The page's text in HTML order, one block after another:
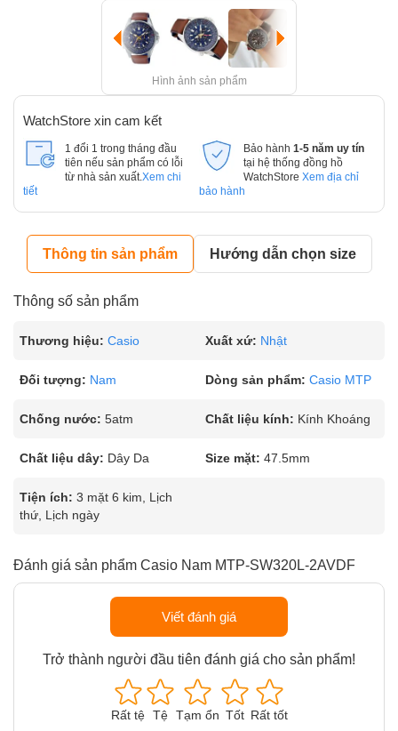
Hình ảnh sản phẩm
WatchStore xin cam kết
1 đổi 1 trong tháng đầu
tiên nếu sản phẩm có lỗi
từ nhà sản xuất. Xem chi
tiết
Bảo hành 1-5 năm uy tín
tại hệ thống đồng hồ
WatchStore Xem địa chỉ
bảo hành
Thông tin sản phẩm Hướng dẫn chọn size
Thông số sản phẩm
Thương hiệu: Casio Xuất xứ: Nhật
Đối tượng: Nam Dòng sản phẩm: Casio MTP
Chống nước: 5atm Chất liệu kính: Kính Khoáng
Chất liệu dây: Dây Da Size mặt: 47.5mm
Tiện ích: 3 mặt 6 kim, Lịch
thứ, Lịch ngày
Đánh giá sản phẩm Casio Nam MTP-SW320L-2AVDF
Viết đánh giá
Trở thành người đầu tiên đánh giá cho sản phẩm!
Rất tệ Tệ Tạm ổn Tốt Rất tốt